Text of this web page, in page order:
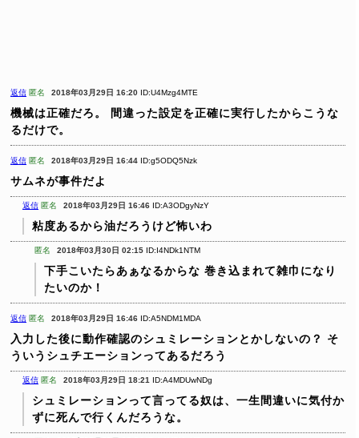
返信 匿名 2018年03月29日 16:20 ID:U4Mzg4MTE
機械は正確だろ。
間違った設定を正確に実行したからこうな
るだけで。
返信 匿名 2018年03月29日 16:44 ID:g5ODQ5Nzk
サムネが事件だよ
返信 匿名 2018年03月29日 16:46 ID:A3ODgyNzY
粘度あるから油だろうけど怖いわ
匿名 2018年03月30日 02:15 ID:I4NDk1NTM
下手こいたらあぁなるからな 巻き込まれて雑巾になり
たいのか！
返信 匿名 2018年03月29日 16:46 ID:A5NDM1MDA
入力した後に動作確認のシュミレーションとかしないの？
そ
ういうシュチエーションってあるだろう
返信 匿名 2018年03月29日 18:21 ID:A4MDUwNDg
シュミレーションって言ってる奴は、一生間違いに気付か
ずに死んで行くんだろうな。